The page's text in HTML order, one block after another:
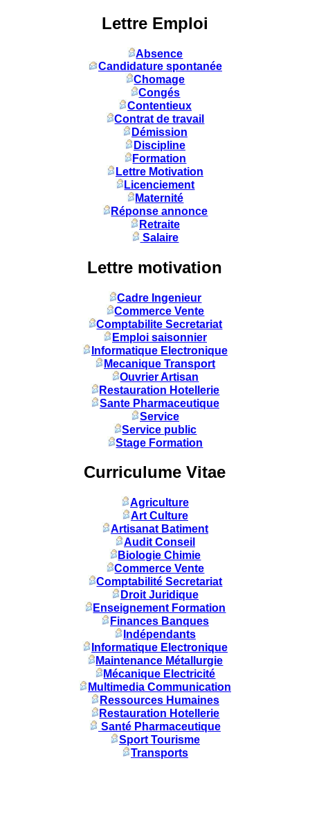
Lettre Emploi
Absence
Candidature spontanée
Chomage
Congés
Contentieux
Contrat de travail
Démission
Discipline
Formation
Lettre Motivation
Licenciement
Maternité
Réponse annonce
Retraite
Salaire
Lettre motivation
Cadre Ingenieur
Commerce Vente
Comptabilite Secretariat
Emploi saisonnier
Informatique Electronique
Mecanique Transport
Ouvrier Artisan
Restauration Hotellerie
Sante Pharmaceutique
Service
Service public
Stage Formation
Curriculume Vitae
Agriculture
Art Culture
Artisanat Batiment
Audit Conseil
Biologie Chimie
Commerce Vente
Comptabilité Secretariat
Droit Juridique
Enseignement Formation
Finances Banques
Indépendants
Informatique Electronique
Maintenance Métallurgie
Mécanique Electricité
Multimedia Communication
Ressources Humaines
Restauration Hotellerie
Santé Pharmaceutique
Sport Tourisme
Transports